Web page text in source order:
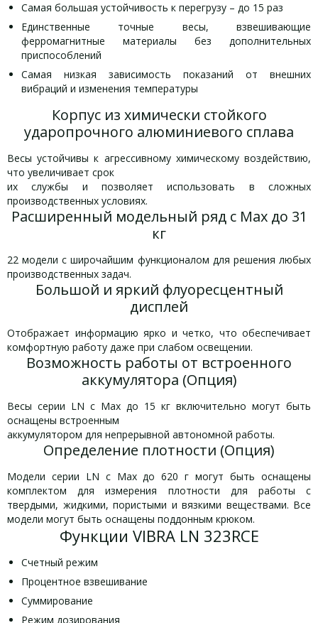
Самая большая устойчивость к перегрузу – до 15 раз
Единственные точные весы, взвешивающие
ферромагнитные материалы без дополнительных
приспособлений
Самая низкая зависимость показаний от внешних
вибраций и изменения температуры
Корпус из химически стойкого
ударопрочного алюминиевого сплава
Весы устойчивы к агрессивному химическому воздействию,
что увеличивает срок
их службы и позволяет использовать в сложных
производственных условиях.
Расширенный модельный ряд с Max до 31
кг
22 модели с широчайшим функционалом для решения любых
производственных задач.
Большой и яркий флуоресцентный
дисплей
Отображает информацию ярко и четко, что обеспечивает
комфортную работу даже при слабом освещении.
Возможность работы от встроенного
аккумулятора (Опция)
Весы серии LN с Max до 15 кг включительно могут быть
оснащены встроенным
аккумулятором для непрерывной автономной работы.
Определение плотности (Опция)
Модели серии LN с Max до 620 г могут быть оснащены
комплектом для измерения плотности для работы с
твердыми, жидкими, пористыми и вязкими веществами. Все
модели могут быть оснащены поддонным крюком.
Функции VIBRA LN 323RCE
Счетный режим
Процентное взвешивание
Суммирование
Режим дозирования